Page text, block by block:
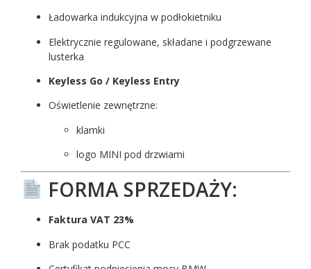
Ładowarka indukcyjna w podłokietniku
Elektrycznie regulowane, składane i podgrzewane
lusterka
Keyless Go / Keyless Entry
Oświetlenie zewnętrzne:
klamki
logo MINI pod drzwiami
FORMA SPRZEDAŻY:
Faktura VAT 23%
Brak podatku PCC